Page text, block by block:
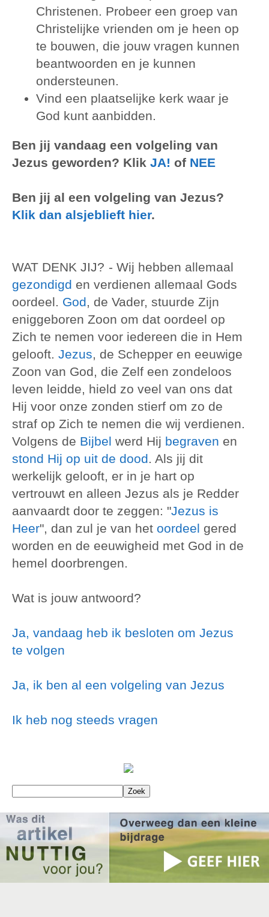
Christenen. Probeer een groep van
Christelijke vrienden om je heen op
te bouwen, die jouw vragen kunnen
beantwoorden en je kunnen
ondersteunen.
Vind een plaatselijke kerk waar je
God kunt aanbidden.
Ben jij vandaag een volgeling van
Jezus geworden? Klik JA! of NEE
Ben jij al een volgeling van Jezus?
Klik dan alsjeblieft hier.
WAT DENK JIJ? - Wij hebben allemaal
gezondigd en verdienen allemaal Gods
oordeel. God, de Vader, stuurde Zijn
eniggeboren Zoon om dat oordeel op
Zich te nemen voor iedereen die in Hem
gelooft. Jezus, de Schepper en eeuwige
Zoon van God, die Zelf een zondeloos
leven leidde, hield zo veel van ons dat
Hij voor onze zonden stierf om zo de
straf op Zich te nemen die wij verdienen.
Volgens de Bijbel werd Hij begraven en
stond Hij op uit de dood. Als jij dit
werkelijk gelooft, er in je hart op
vertrouwt en alleen Jezus als je Redder
aanvaardt door te zeggen: "Jezus is
Heer", dan zul je van het oordeel gered
worden en de eeuwigheid met God in de
hemel doorbrengen.
Wat is jouw antwoord?
Ja, vandaag heb ik besloten om Jezus
te volgen
Ja, ik ben al een volgeling van Jezus
Ik heb nog steeds vragen